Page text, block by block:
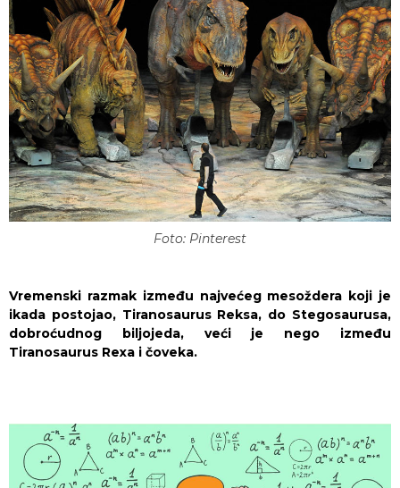
Foto: Pinterest
Vremenski razmak između najvećeg mesoždera koji je
ikada postojao, Tiranosaurus Reksa, do Stegosaurusa,
dobroćudnog biljojeda, veći je nego između
Tiranosaurus Rexa i čoveka.